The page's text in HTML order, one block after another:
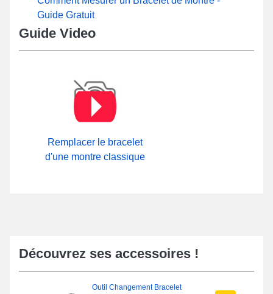
Guide Gratuit
Guide Video
Remplacer le bracelet
d'une montre classique
Découvrez ses accessoires !
Outil Changement Bracelet